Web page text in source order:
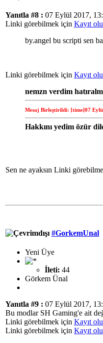
Yanıtla #8 : 07 Eylül 2017,
Linki görebilmek için Kayıt
by.angel bu scripti sen
Linki görebilmek için Kayıt
nemzn verdim
Mesaj Birleştirildi: [time]07
Hakkını yedim özür
Sen ne ayaksın Linki
#GorkemUnal
Yeni Üye
İleti: 44
Görkem Ünal
Yanıtla #9 : 07 Eylül 2017,
Bu modlar SH Gaming'e ait
Linki görebilmek için Kayıt
Linki görebilmek için Kayıt